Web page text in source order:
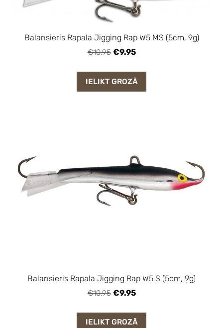
Balansieris Rapala Jigging Rap W5 MS (5cm, 9g)
€10.95 €9.95
IELIKT GROZĀ
Balansieris Rapala Jigging Rap W5 S (5cm, 9g)
€10.95 €9.95
IELIKT GROZĀ